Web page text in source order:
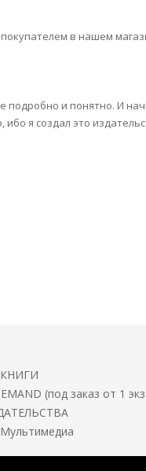
в нашем
подробно и понятно. И
я создал это
(под заказ от 1